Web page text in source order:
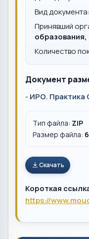
Вид документа:
Принявший
Количество
Документ
-ИРО. Практика
Тип файла: ZIP
Размер файла:
Скачать
Короткая
https://